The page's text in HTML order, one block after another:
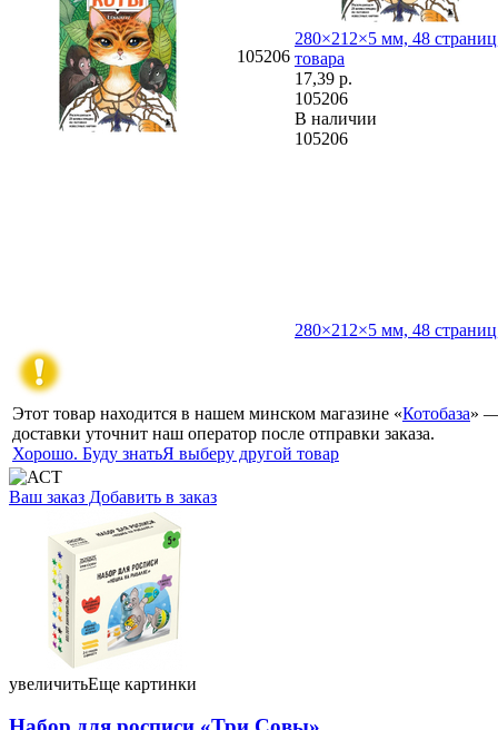
105206
280×212×5 мм, 48
товара
17,39 р.
105206
В наличии
105206
280×212×5 мм, 48
Этот товар находится в нашем минском магазине «Котобаза» —
доставки уточнит наш оператор после отправки заказа.
Хорошо. Буду знатьЯ выберу другой товар
Ваш заказ Добавить в заказ
Набор для росписи «Три Совы» «Кошка на рыбалке», 5+ 8,29
098043
увеличитьЕще картинки